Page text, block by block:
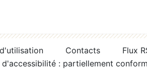
Contacts
Flux
d'accessibilité : partiellement